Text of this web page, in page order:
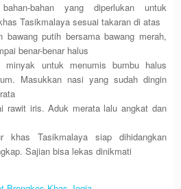
bahan yang diperlukan untuk
Tasikmalaya sesuai takaran di atas
bawang putih bersama bawang merah,
benar-benar halus
minyak untuk menumis bumbu halus
Masukkan nasi yang sudah dingin
rawit iris. Aduk merata lalu angkat dan
khas Tasikmalaya siap dihidangkan
Sajian bisa lekas dinikmati